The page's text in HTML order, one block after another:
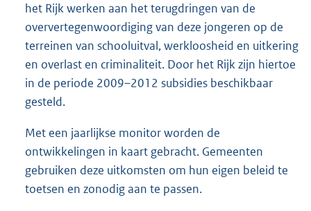
het Rijk werken aan het terugdringen van de
oververtegenwoordiging van deze jongeren op de
terreinen van schooluitval, werkloosheid en uitkering
en overlast en criminaliteit. Door het Rijk zijn hiertoe
in de periode 2009–2012 subsidies beschikbaar
gesteld.
Met een jaarlijkse monitor worden de
ontwikkelingen in kaart gebracht. Gemeenten
gebruiken deze uitkomsten om hun eigen beleid te
toetsen en zonodig aan te passen.